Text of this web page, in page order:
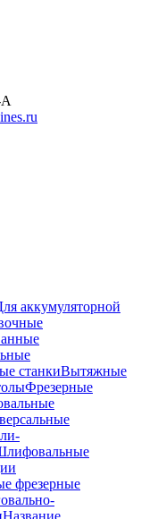
А
аккумуляторной
станкиВытяжные
Фрезерные
фрезерные
Название